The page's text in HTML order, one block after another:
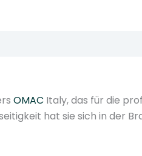
OMAC Italy, das für die
hat sie sich in der